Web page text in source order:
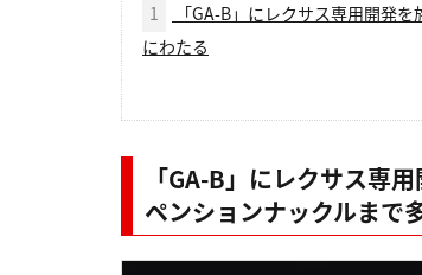
1
「GA-B」にレクサス専用開発
にわたる
「GA-B」にレクサス専
ペンションナックルまで